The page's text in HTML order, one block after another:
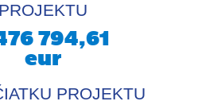
PROJEKTU
794,61
eur
PROJEKTU